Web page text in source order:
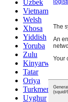
Uzbek
Vietnamese
Welsh
Xhosa
Yiddish
Yoruba
Zulu
Kinyarwanda
Tatar
Oriya
Turkmen
Uyghur